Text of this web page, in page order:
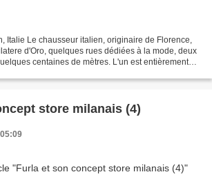
Italie Le chausseur italien, originaire de Florence,
d'Oro, quelques rues dédiées à la mode, deux
centaines de mètres. L'un est entièrement
store milanais (4)